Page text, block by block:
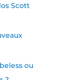
Scott
ou